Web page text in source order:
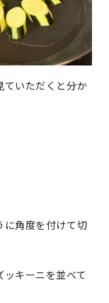
いただくと分か
角度を付けて切
キーニを並べて